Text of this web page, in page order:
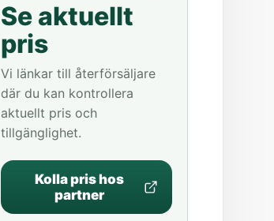
Se aktuellt
pris
Vi länkar till återförsäljare
där du kan kontrollera
aktuellt pris och
tillgänglighet.
Kolla pris hos
partner